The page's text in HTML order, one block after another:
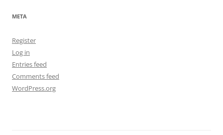
META
Register
Log in
Entries feed
Comments feed
WordPress.org